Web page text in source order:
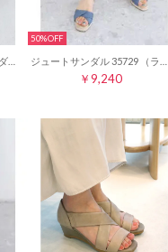
50%
￥9,240